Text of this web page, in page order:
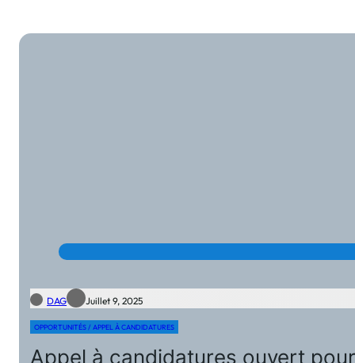
DAG Juillet 9, 2025
OPPORTUNITÉS / APPEL À CANDIDATURES
Appel à candidatures ouvert